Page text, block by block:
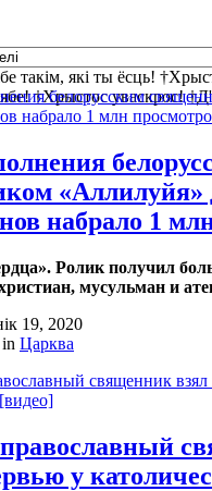
такім, які ты ёсць!
†Хрыстос уваскрос!
«Аллилуйя»
набрало 1
Ролик получил
мусульман и
19, 2020
Царква
у